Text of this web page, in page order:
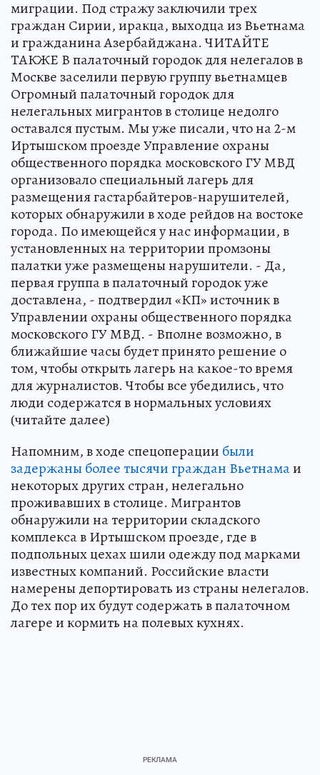
миграции. Под стражу заключили трех
граждан Сирии, иракца, выходца из Вьетнама
и гражданина Азербайджана. ЧИТАЙТЕ
ТАКЖЕ В палаточный городок для нелегалов в
Москве заселили первую группу вьетнамцев
Огромный палаточный городок для
нелегальных мигрантов в столице недолго
оставался пустым. Мы уже писали, что на 2-м
Иртышском проезде Управление охраны
общественного порядка московского ГУ МВД
организовало специальный лагерь для
размещения гастарбайтеров-нарушителей,
которых обнаружили в ходе рейдов на востоке
города. По имеющейся у нас информации, в
установленных на территории промзоны
палатки уже размещены нарушители. - Да,
первая группа в палаточный городок уже
доставлена, - подтвердил «КП» источник в
Управлении охраны общественного порядка
московского ГУ МВД. - Вполне возможно, в
ближайшие часы будет принято решение о
том, чтобы открыть лагерь на какое-то время
для журналистов. Чтобы все убедились, что
люди содержатся в нормальных условиях
(читайте далее)
Напомним, в ходе спецоперации были
задержаны более тысячи граждан Вьетнамаи
некоторых других стран, нелегально
проживавших в столице. Мигрантов
обнаружили на территории складского
комплекса в Иртышском проезде, где в
подпольных цехах шили одежду под марками
известных компаний. Российские власти
намерены депортировать из страны нелегалов.
До тех пор их будут содержать в палаточном
лагере и кормить на полевых кухнях.